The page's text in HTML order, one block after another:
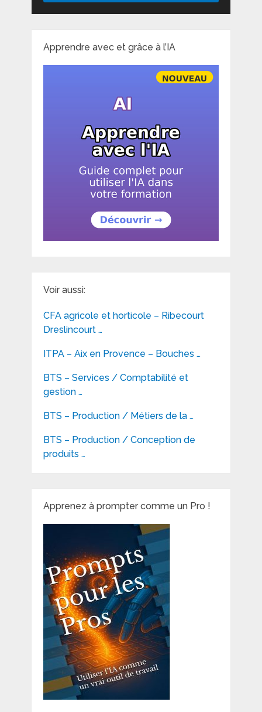
Apprendre avec et grâce à l’IA
Voir aussi:
CFA agricole et horticole – Ribecourt
Dreslincourt …
ITPA – Aix en Provence – Bouches …
BTS – Services / Comptabilité et
gestion …
BTS – Production / Métiers de la …
BTS – Production / Conception de
produits …
Apprenez à prompter comme un Pro !